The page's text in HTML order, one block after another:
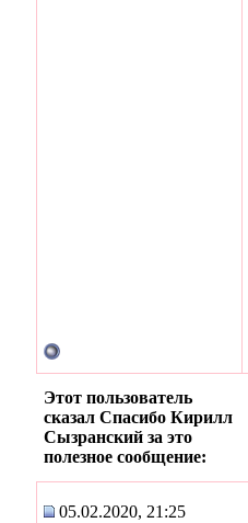
Этот пользователь
сказал Спасибо Кирилл
Сызранский за это
полезное сообщение:
05.02.2020, 21:25